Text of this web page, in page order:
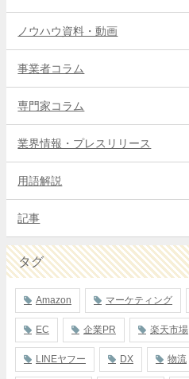
ノウハウ資料・動画
事業者コラム
専門家コラム
業界情報・プレスリリース
用語解説
記事
タグ
Amazon マーケティング
EC 企業PR 楽天市場
LINEヤフー DX 物流